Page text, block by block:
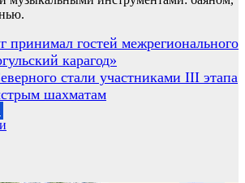
принимал гостей межрегионального
карагод»
стали участниками III этапа
шахматам